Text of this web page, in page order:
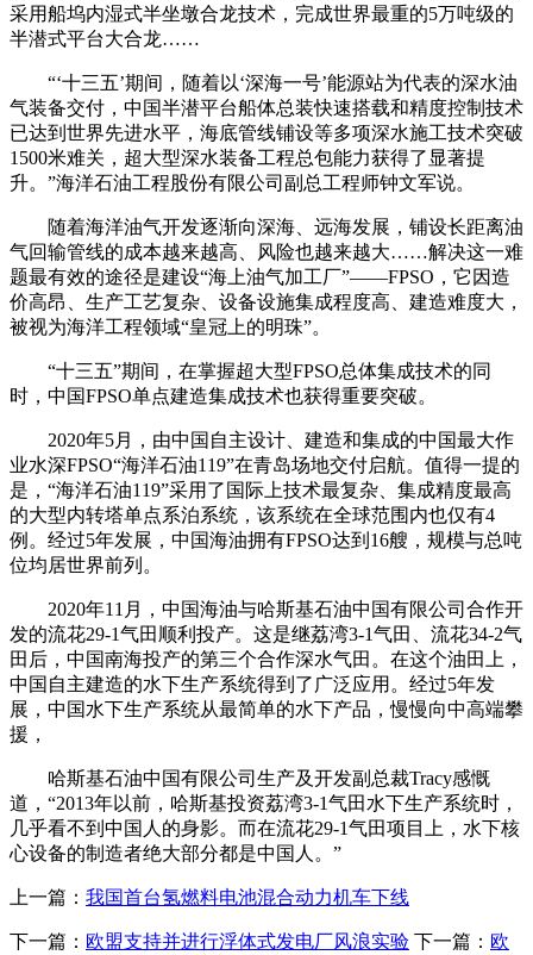
采用船坞内湿式半坐墩合龙技术，完成世界最重的5万吨级的
半潜式平台大合龙……
“‘十三五’期间，随着以‘深海一号’能源站为代表的深水油
气装备交付，中国半潜平台船体总装快速搭载和精度控制技术
已达到世界先进水平，海底管线铺设等多项深水施工技术突破
1500米难关，超大型深水装备工程总包能力获得了显著提
升。”海洋石油工程股份有限公司副总工程师钟文军说。
随着海洋油气开发逐渐向深海、远海发展，铺设长距离油
气回输管线的成本越来越高、风险也越来越大……解决这一难
题最有效的途径是建设“海上油气加工厂”——FPSO，它因造
价高昂、生产工艺复杂、设备设施集成程度高、建造难度大，
被视为海洋工程领域“皇冠上的明珠”。
“十三五”期间，在掌握超大型FPSO总体集成技术的同
时，中国FPSO单点建造集成技术也获得重要突破。
2020年5月，由中国自主设计、建造和集成的中国最大作
业水深FPSO“海洋石油119”在青岛场地交付启航。值得一提的
是，“海洋石油119”采用了国际上技术最复杂、集成精度最高
的大型内转塔单点系泊系统，该系统在全球范围内也仅有4
例。经过5年发展，中国海油拥有FPSO达到16艘，规模与总吨
位均居世界前列。
2020年11月，中国海油与哈斯基石油中国有限公司合作开
发的流花29-1气田顺利投产。这是继荔湾3-1气田、流花34-2气
田后，中国南海投产的第三个合作深水气田。在这个油田上，
中国自主建造的水下生产系统得到了广泛应用。经过5年发
展，中国水下生产系统从最简单的水下产品，慢慢向中高端攀
援，
哈斯基石油中国有限公司生产及开发副总裁Tracy感慨
道，“2013年以前，哈斯基投资荔湾3-1气田水下生产系统时，
几乎看不到中国人的身影。而在流花29-1气田项目上，水下核
心设备的制造者绝大部分都是中国人。”
上一篇： 我国首台氢燃料电池混合动力机车下线
下一篇： 欧盟支持并进行浮体式发电厂风浪实验 下一篇： 欧